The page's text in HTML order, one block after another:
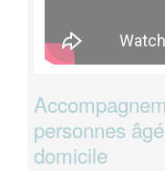
personnes
domicile